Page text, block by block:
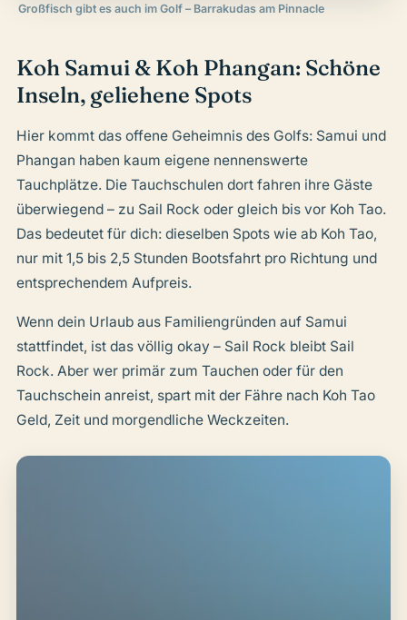
Großfisch gibt es auch im Golf – Barrakudas am Pinnacle
Koh Samui & Koh Phangan: Schöne
Inseln, geliehene Spots
Hier kommt das offene Geheimnis des Golfs: Samui und
Phangan haben kaum eigene nennenswerte
Tauchplätze. Die Tauchschulen dort fahren ihre Gäste
überwiegend – zu Sail Rock oder gleich bis vor Koh Tao.
Das bedeutet für dich: dieselben Spots wie ab Koh Tao,
nur mit 1,5 bis 2,5 Stunden Bootsfahrt pro Richtung und
entsprechendem Aufpreis.
Wenn dein Urlaub aus Familiengründen auf Samui
stattfindet, ist das völlig okay – Sail Rock bleibt Sail
Rock. Aber wer primär zum Tauchen oder für den
Tauchschein anreist, spart mit der Fähre nach Koh Tao
Geld, Zeit und morgendliche Weckzeiten.